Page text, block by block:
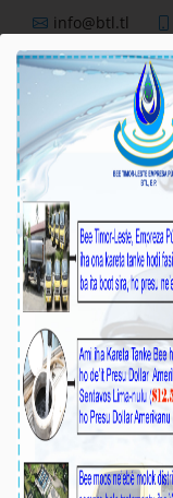
info@btl.tl
BTL,E.P
Nutisia
BTL ,E.P
Francisco
Média_BTL,
Dili,26 Juñu
Ezekutiva
hamutuk ho
Diretór DOM,
Funsionariu